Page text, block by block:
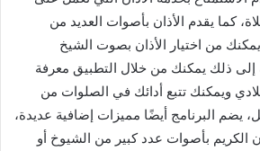
كما يقدم الأذان بأصوات العديد من
من اختيار الأذان بصوت الشيخ
إلى ذلك يمكنك من خلال التطبيق معرفة
ويمكنك تتبع أدائك في الصلوات من
يضم البرنامج أيضًا مميزات إضافية عديدة،
الكريم بأصوات عدد كبير من الشيوخ أو